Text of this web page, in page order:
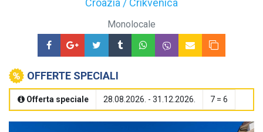
Croazia / Crikvenica
Monolocale
OFFERTE SPECIALI
Offerta speciale 28.08.2026. - 31.12.2026. 7 = 6